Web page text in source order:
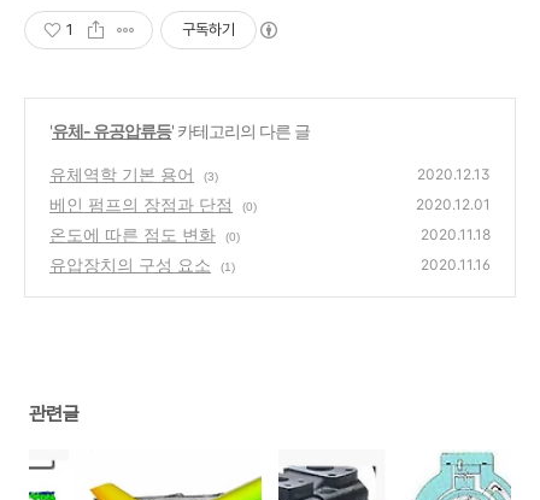
1 구독하기
'유체- 유공압류등' 카테고리의 다른 글
유체역학 기본 용어 (3) 2020.12.13
베인 펌프의 장점과 단점 (0) 2020.12.01
온도에 따른 점도 변화 (0) 2020.11.18
유압장치의 구성 요소 (1) 2020.11.16
관련글